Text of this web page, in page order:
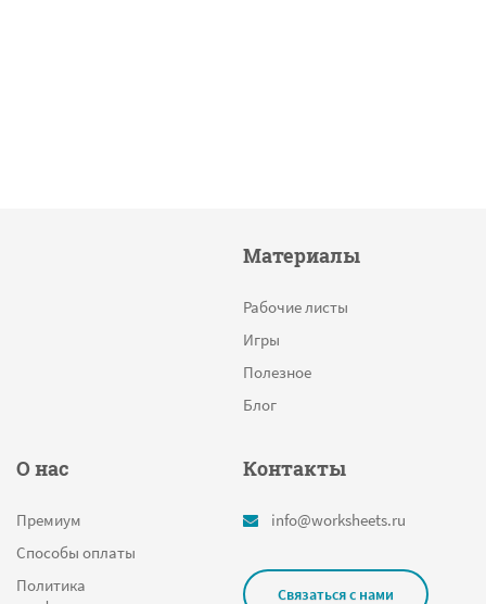
Материалы
Рабочие листы
Игры
Полезное
Блог
О нас
Премиум
Способы оплаты
Политика
Контакты
info@worksheets.ru
Связаться с нами